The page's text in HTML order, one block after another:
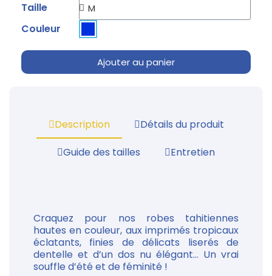
Taille
Couleur
Ajouter au panier
Description
Détails du produit
Guide des tailles
Entretien
Craquez pour nos robes tahitiennes
hautes en couleur, aux imprimés tropicaux
éclatants, finies de délicats liserés de
dentelle et d’un dos nu élégant… Un vrai
souffle d’été et de féminité !